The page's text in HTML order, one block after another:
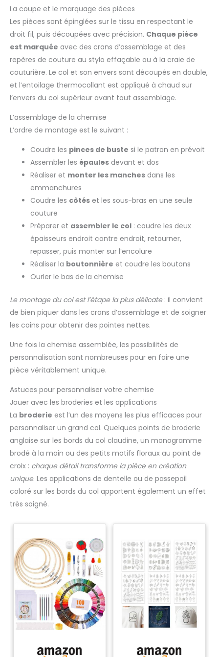
La coupe et le marquage des pièces
Les pièces sont épinglées sur le tissu en respectant le
droit fil, puis découpées avec précision. Chaque pièce
est marquée avec des crans d’assemblage et des
repères de couture au stylo effaçable ou à la craie de
couturière. Le col et son envers sont découpés en double,
et l’entoilage thermocollant est appliqué à chaud sur
l’envers du col supérieur avant tout assemblage.
L’assemblage de la chemise
L’ordre de montage est le suivant :
Coudre les pinces de buste si le patron en prévoit
Assembler les épaules devant et dos
Réaliser et monter les manches dans les
emmanchures
Coudre les côtés et les sous-bras en une seule
couture
Préparer et assembler le col : coudre les deux
épaisseurs endroit contre endroit, retourner,
repasser, puis monter sur l’encolure
Réaliser la boutonnière et coudre les boutons
Ourler le bas de la chemise
Le montage du col est l’étape la plus délicate: il convient
de bien piquer dans les crans d’assemblage et de soigner
les coins pour obtenir des pointes nettes.
Une fois la chemise assemblée, les possibilités de
personnalisation sont nombreuses pour en faire une
pièce véritablement unique.
Astuces pour personnaliser votre chemise
Jouer avec les broderies et les applications
La broderie est l’un des moyens les plus efficaces pour
personnaliser un grand col. Quelques points de broderie
anglaise sur les bords du col claudine, un monogramme
brodé à la main ou des petits motifs floraux au point de
croix : chaque détail transforme la pièce en création
unique. Les applications de dentelle ou de passepoil
coloré sur les bords du col apportent également un effet
très soigné.